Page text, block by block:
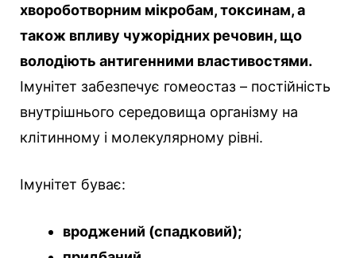
хвороботворним мікробам, токсинам, а
також впливу чужорідних речовин, що
володіють антигенними властивостями.
Імунітет забезпечує гомеостаз – постійність
внутрішнього середовища організму на
клітинному і молекулярному рівні.
Імунітет буває:
вроджений (спадковий);